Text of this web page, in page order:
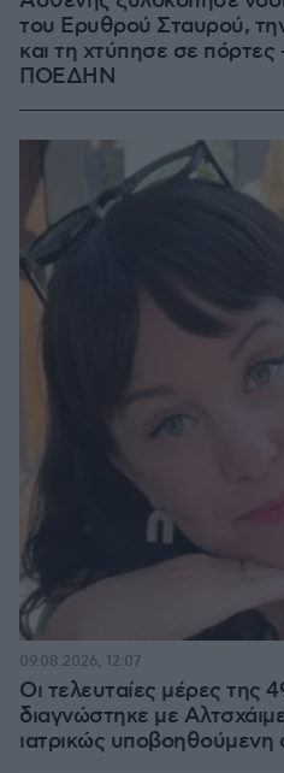
του Ερυθρού Σταυρού,
και τη χτύπησε σε πόρτες
ΠΟΕΔΗΝ
Οι τελευταίες μέρες της
διαγνώστηκε με
ιατρικώς υποβοηθούμενη
09.08.2026, 12:07